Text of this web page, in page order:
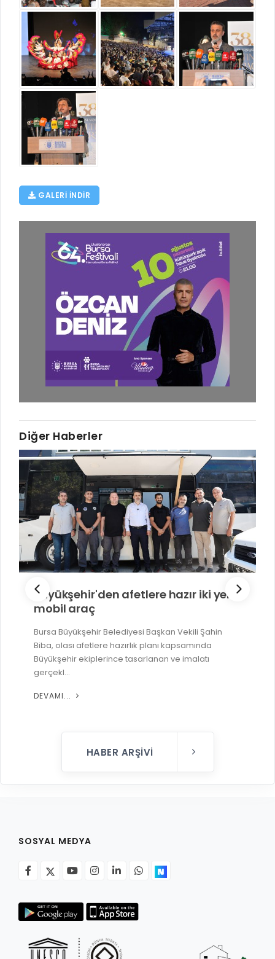
GALERI INDIR
Diğer Haberler
iki yeni
Şahin
İlklerin festivalinde çocuklar
Bursa Büyükşehir Belediyesi’nin kültür sanat
vizyonunu yansıtan Uluslararası Bursa
ilk kez minik sanatseverlere de kapılarını
HABER ARŞIVI
SOSYAL MEDYA